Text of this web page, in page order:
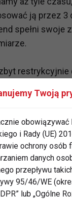
ją przez 3
spełni swoje
kwasy
jest
wymiata on
jelit,
płaski – mówi
Twoją
i Rady (UE)
ochrony osób
danych
przepływu
95/46/WE
lub „Ogólne